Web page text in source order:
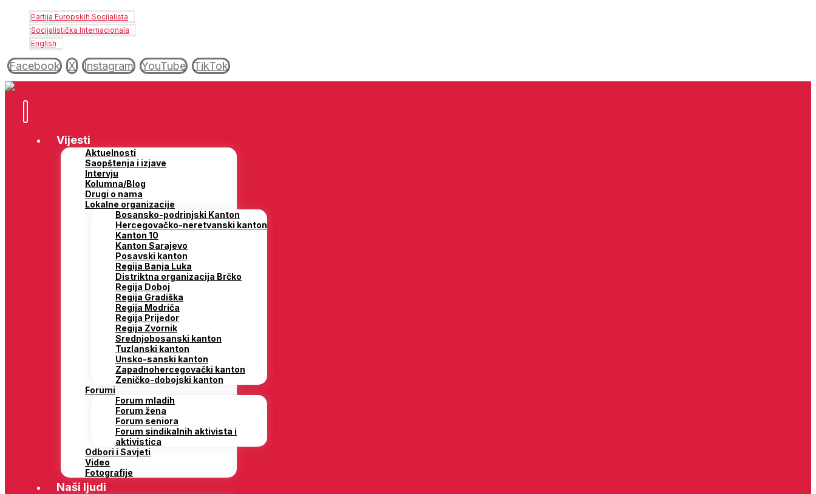
Partija Europskih Socijalista
Socijalistička Internacionala
English
Facebook X Instagram YouTube TikTok
Vijesti
Aktuelnosti
Saopštenja i izjave
Intervju
Kolumna/Blog
Drugi o nama
Lokalne organizacije
Bosansko-podrinjski Kanton
Hercegovačko-neretvanski kanton
Kanton 10
Kanton Sarajevo
Posavski kanton
Regija Banja Luka
Distriktna organizacija Brčko
Regija Doboj
Regija Gradiška
Regija Modriča
Regija Prijedor
Regija Zvornik
Srednjobosanski kanton
Tuzlanski kanton
Unsko-sanski kanton
Zapadnohercegovački kanton
Zeničko-dobojski kanton
Forumi
Forum mladih
Forum žena
Forum seniora
Forum sindikalnih aktivista i
aktivistica
Odbori i Savjeti
Video
Fotografije
Naši ljudi